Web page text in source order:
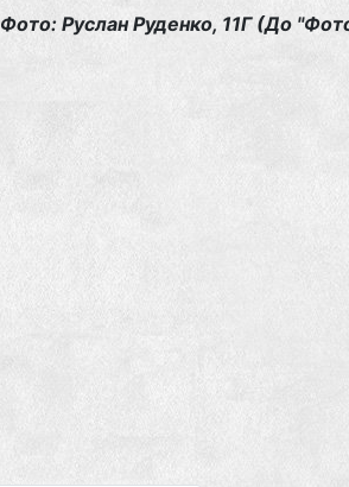
Фото: Руслан Руденко, 11Г (До